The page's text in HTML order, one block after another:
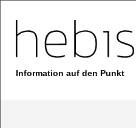
Information auf den Punkt